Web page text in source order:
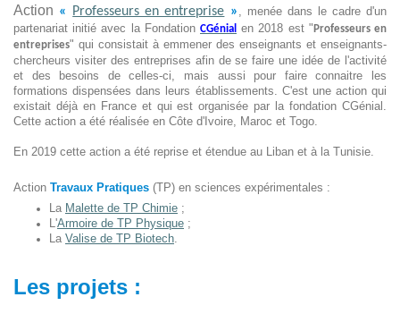
Action « Professeurs en entreprise » , menée dans le cadre d'un
partenariat initié avec la Fondation CGénial en 2018 est "Professeurs en
entreprises" qui consistait à emmener des enseignants et enseignants-
chercheurs visiter des entreprises afin de se faire une idée de l'activité
et des besoins de celles-ci, mais aussi pour faire connaitre les
formations dispensées dans leurs établissements. C'est une action qui
existait déjà en France et qui est organisée par la fondation CGénial.
Cette action a été réalisée en Côte d'Ivoire, Maroc et Togo.
En 2019 cette action a été reprise et étendue au Liban et à la Tunisie.
Action Travaux Pratiques (TP) en sciences expérimentales :
La Malette de TP Chimie ;
L'Armoire de TP Physique ;
La Valise de TP Biotech.
Les projets :